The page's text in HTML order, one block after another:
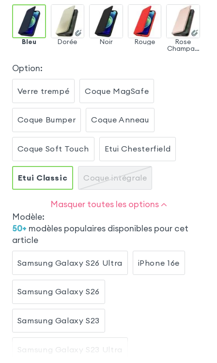
Bleu Dorée Noir Rouge Rose
Champag
Option:
Verre trempé Coque MagSafe
Coque Bumper Coque Anneau
Coque Soft Touch Etui Chesterfield
Etui Classic Coque intégrale
Masquer toutes les options
Modèle:
50+ modèles populaires disponibles pour cet
article
Samsung Galaxy S26 Ultra iPhone 16e
Samsung Galaxy S26
Samsung Galaxy S23
Samsung Galaxy S23 Ultra